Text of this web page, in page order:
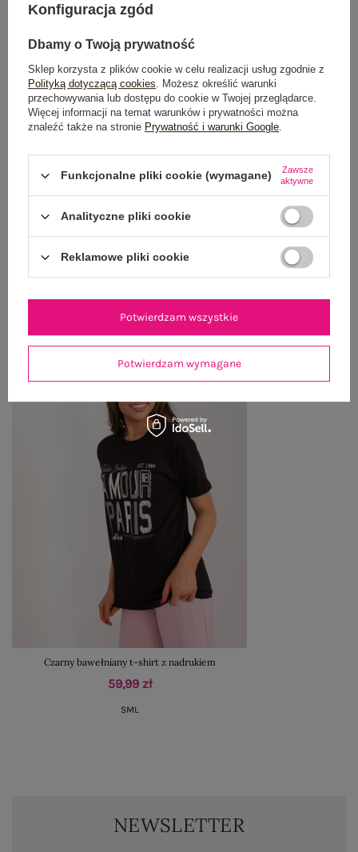
GŁÓWNE PARAMETRY
WYSYŁKA I DOSTAWA
ZWROTY I REKLAMACJE
OSTATNIO OGLĄDANE
Zobacz wszystko
Czarny bawełniany t-shirt z nadrukiem
59,99 zł
SML
NEWSLETTER
Konfiguracja zgód
Dbamy o Twoją prywatność
Sklep korzysta z plików cookie w celu realizacji usług zgodnie z
Polityką dotyczącą cookies. Możesz określić warunki
przechowywania lub dostępu do cookie w Twojej przeglądarce.
Więcej informacji na temat warunków i prywatności można
znaleźć także na stronie Prywatność i warunki Google.
Funkcjonalne pliki cookie (wymagane)
Zawsze
aktywne
Analityczne pliki cookie
Reklamowe pliki cookie
Potwierdzam wymagane
Potwierdzam wszystkie